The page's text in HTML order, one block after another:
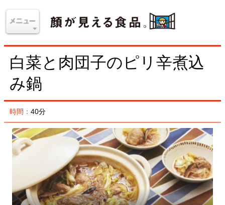
白菜と肉団子のピリ辛煮込
み鍋
時間：40分